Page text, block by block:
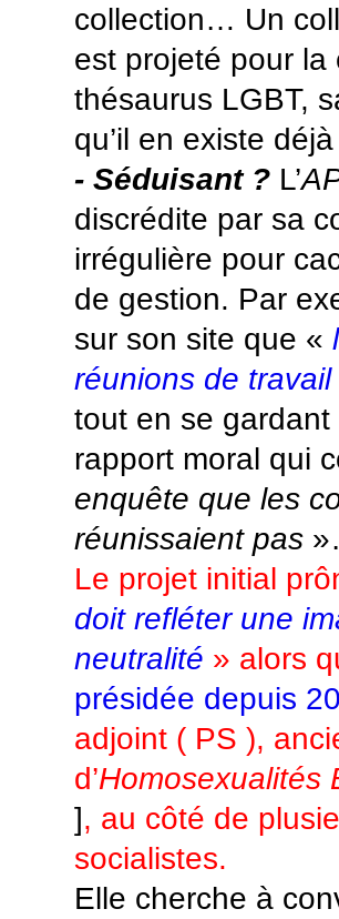
collection… Un
est projeté pour la
thésaurus LGBT,
qu’il en existe
- Séduisant ?L’
discrédite par sa
irrégulière pour
de gestion. Par
sur son site que «
réunions de
tout en se
rapport moral qui
enquête que les
réunissaient pas
Le projet initial
doit refléter une
neutralité » alors
présidée depuis
adjoint ( PS ),
d’Homosexualités
], au côté de
socialistes.
Elle cherche à